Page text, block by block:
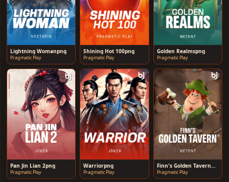
Lightning Womanpng
Pragmatic Play
Shining Hot 100png
Pragmatic Play
Golden Realmspng
Pragmatic Play
Pan Jin Lian 2png
Pragmatic Play
Warriorpng
Pragmatic Play
Finn's Golden Tavern™png
Pragmatic Play